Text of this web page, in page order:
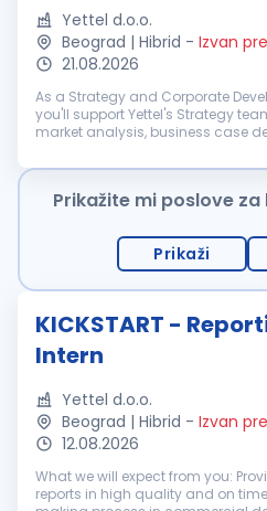
Yettel d.o.o.
Beograd | Hibrid - Izvan
21.08.2026
As a Strategy and Corporate
you'll support Yettel's Strategy
market analysis, business case
closely with exp...
Prikažite mi poslove
Prikaži
KICKSTART -
Intern
Yettel d.o.o.
Beograd | Hibrid - Izvan
12.08.2026
What we will expect from you: Provide regular and ad-hock
reports in high quality and on